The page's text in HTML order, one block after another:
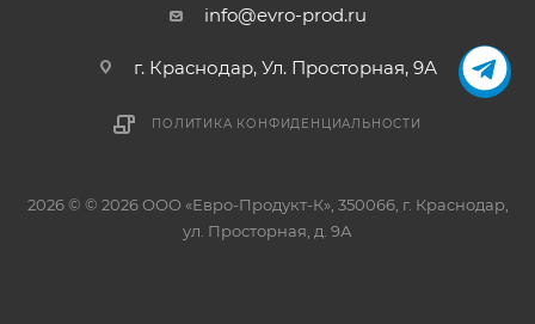
info@evro-prod.ru
г. Краснодар, ​Ул. Просторная, 9А
ПОЛИТИКА КОНФИДЕНЦИАЛЬНОСТИ
2026 © © 2026 ООО «Евро-Продукт-К», 350066, г. Краснодар,
ул. Просторная, д. 9А